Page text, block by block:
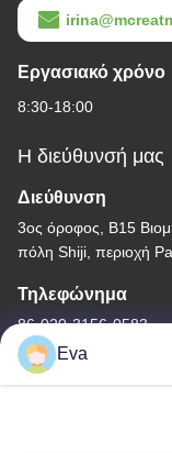
Εργασιακό χρόνο
8:30-18:00
Η διεύθυνσή μας
Διεύθυνση
3ος όροφος, Β15
πόλη Shiji, περιοχή
Τηλεφώνημα
86-020-3156-0583
Eva